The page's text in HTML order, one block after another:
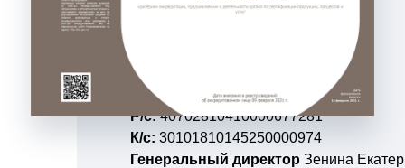
ИНН:7727446908
БАНК:
БИК:
044525974
Р/с:40702810410000677281
К/с: 30101810145250000974
Генеральный директор Зенина